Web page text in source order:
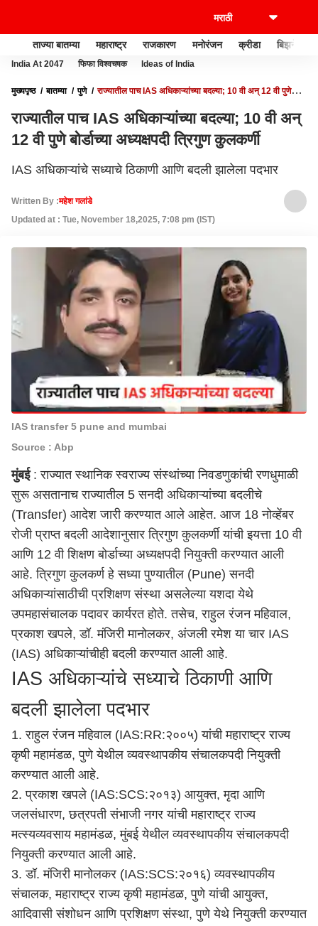
ताज्या बातम्या महाराष्ट्र राजकारण मनोरंजन क्रीडा बिझनेस
India At 2047 फिफा विश्वचषक Ideas of India
मुख्यपृष्ठ बातम्या पुणे
राज्यातील पाच IAS अधिकाऱ्यांच्या बदल्या; 10 वी अन् 12 वी पुणे
राज्यातील पाच IAS अधिकाऱ्यांच्या बदल्या; 10 वी अन्
12 वी पुणे बोर्डाच्या अध्यक्षपदी त्रिगुण कुलकर्णी
IAS अधिकाऱ्यांचे सध्याचे ठिकाणी आणि बदली झालेला पदभार
Written By :महेश गलांडे
Updated at : Tue, November 18,2025, 7:08 pm (IST)
IAS transfer 5 pune and mumbai
Source : Abp
मुंबई: राज्यात स्थानिक स्वराज्य संस्थांच्या निवडणुकांची रणधुमाळी
सुरू असतानाच राज्यातील 5 सनदी अधिकाऱ्यांच्याबदलीचे
(Transfer) आदेश जारी करण्यात आले आहेत. आज 18 नोव्हेंबर
रोजी प्राप्त बदली आदेशानुसार त्रिगुण कुलकर्णी यांची इयत्ता 10 वी
आणि 12 वी शिक्षण बोर्डाच्या अध्यक्षपदी नियुक्ती करण्यात आली
आहे. त्रिगुण कुलकर्ण हे सध्यापुण्यातील (Pune) सनदी
अधिकाऱ्यांसाठीची प्रशिक्षण संस्था असलेल्या यशदा येथे
उपमहासंचालक पदावर कार्यरत होते. तसेच, राहुल रंजन महिवाल,
प्रकाश खपले, डॉ. मंजिरी मानोलकर, अंजली रमेश या चार IAS
(IAS) अधिकाऱ्यांचीही बदली करण्यात आली आहे.
IAS अधिकाऱ्यांचे सध्याचे ठिकाणी आणि
बदली झालेला पदभार
1. राहुल रंजन महिवाल (IAS:RR:२००५) यांची महाराष्ट्र राज्य
कृषी महामंडळ, पुणे येथील व्यवस्थापकीय संचालकपदी नियुक्ती
करण्यात आली आहे.
2. प्रकाश खपले (IAS:SCS:२०१३) आयुक्त, मृदा आणि
जलसंधारण, छत्रपती संभाजी नगर यांची महाराष्ट्र राज्य
मत्स्यव्यवसाय महामंडळ,मुंबईयेथील व्यवस्थापकीय संचालकपदी
नियुक्ती करण्यात आली आहे.
3. डॉ. मंजिरी मानोलकर (IAS:SCS:२०१६) व्यवस्थापकीय
संचालक,महाराष्ट्र राज्य कृषी महामंडळ, पुणे यांची आयुक्त,
आदिवासी संशोधन आणि प्रशिक्षण संस्था, पुणे येथे नियुक्ती करण्यात